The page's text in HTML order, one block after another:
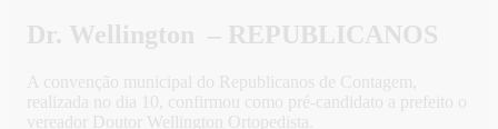
Dr. Wellington – REPUBLICANOS
A convenção municipal do Republicanos de Contagem,
realizada no dia 10, confirmou como pré-candidato a prefeito o
vereador Doutor Wellington Ortopedista.